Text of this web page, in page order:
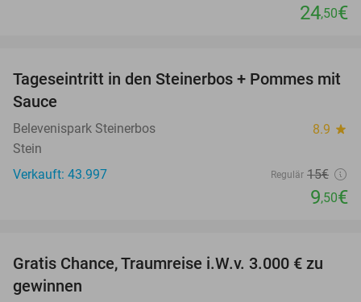
24,50€
37%
Tageseintritt in den Steinerbos + Pommes mit
Sauce
Belevenispark Steinerbos 8.9 star
Stein
Verkauft: 43.997
Regulär 15€
9,50€
Gratis Chance, Traumreise i.W.v. 3.000 € zu
gewinnen